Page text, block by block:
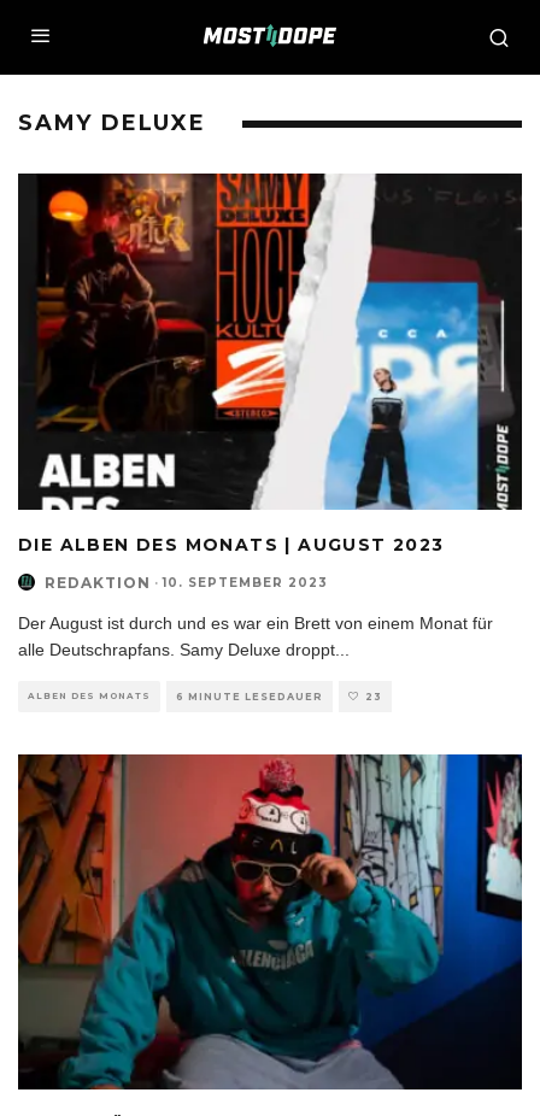
SAMY DELUXE
DIE ALBEN DES MONATS | AUGUST 2023
REDAKTION · 10. SEPTEMBER 2023
Der August ist durch und es war ein Brett von einem Monat für
alle Deutschrapfans. Samy Deluxe droppt
ALBEN DES MONATS 6 MINUTE LESEDAUER 23